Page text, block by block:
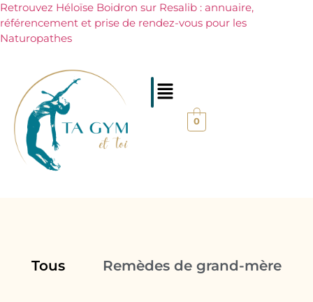
Retrouvez Héloïse Boidron sur Resalib : annuaire,
référencement et prise de rendez-vous pour les
Naturopathes
0
Tous Remèdes de grand-mère